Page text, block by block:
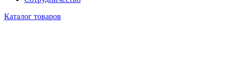
Каталог товаров